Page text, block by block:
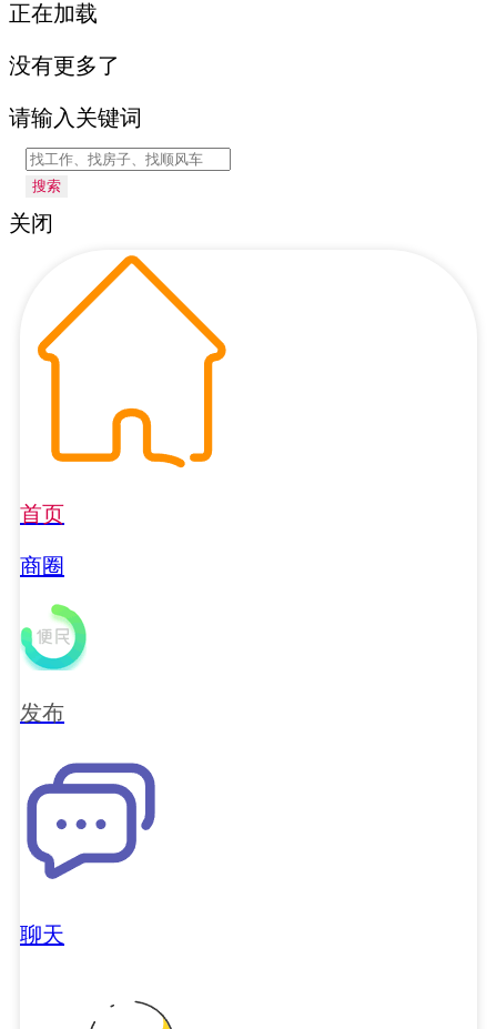
正在加载
没有更多了
请输入关键词
搜索
关闭
首页
商圈
发布
聊天